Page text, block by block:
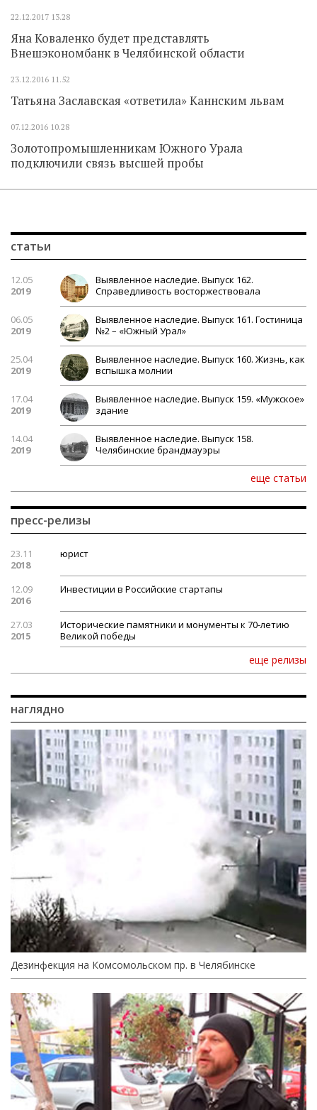
22.12.2017 13.28
Яна Коваленко будет представлять
Внешэкономбанк в Челябинской области
23.12.2016 11.52
Татьяна Заславская «ответила» Каннским львам
07.12.2016 10.28
Золотопромышленникам Южного Урала
подключили связь высшей пробы
статьи
12.05
2019
Выявленное наследие. Выпуск 162.
Справедливость восторжествовала
06.05
2019
Выявленное наследие. Выпуск 161. Гостиница
№2 – «Южный Урал»
25.04
2019
Выявленное наследие. Выпуск 160. Жизнь, как
вспышка молнии
17.04
2019
Выявленное наследие. Выпуск 159. «Мужское»
здание
14.04
2019
Выявленное наследие. Выпуск 158.
Челябинские брандмауэры
еще статьи
пресс-релизы
23.11
2018
юрист
12.09
2016
Инвестиции в Российские стартапы
27.03
2015
Исторические памятники и монументы к 70-летию
Великой победы
еще релизы
наглядно
Дезинфекция на Комсомольском пр. в Челябинске